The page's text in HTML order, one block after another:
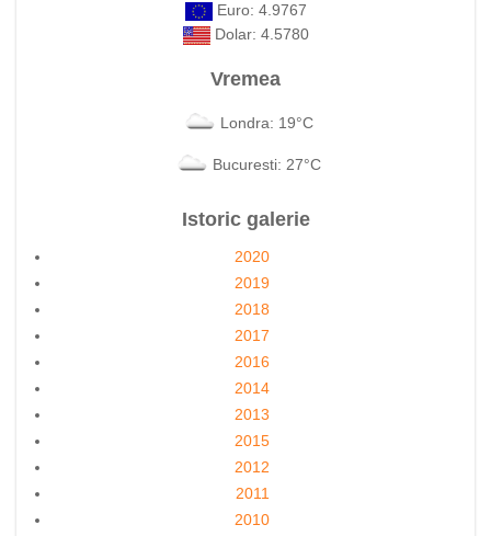
Euro: 4.9767
Dolar: 4.5780
Vremea
Londra: 19°C
Bucuresti: 27°C
Istoric galerie
2020
2019
2018
2017
2016
2014
2013
2015
2012
2011
2010